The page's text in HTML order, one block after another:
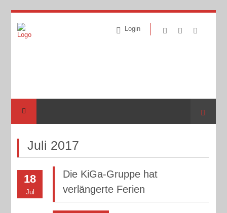
Login
Suche
Juli 2017
18
Jul
Die KiGa-Gruppe hat
verlängerte Ferien